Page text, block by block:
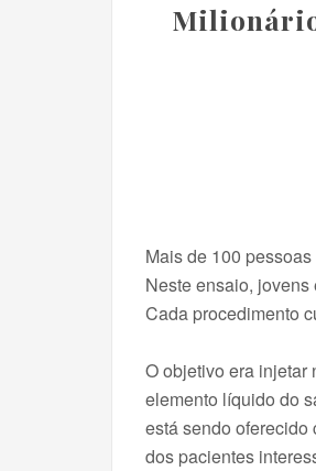
Mais de 100
Neste ensaio,
Cada procedimento
O objetivo era injetar
elemento líquido do
está sendo
dos pacientes